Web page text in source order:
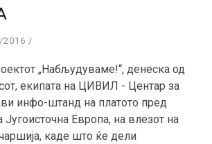
2016
„Набљудуваме!“, денеска од
екипата на ЦИВИЛ - Центар за
инфо-штанд на платото пред
Југоисточна Европа, на влезот на
каде што ќе дели